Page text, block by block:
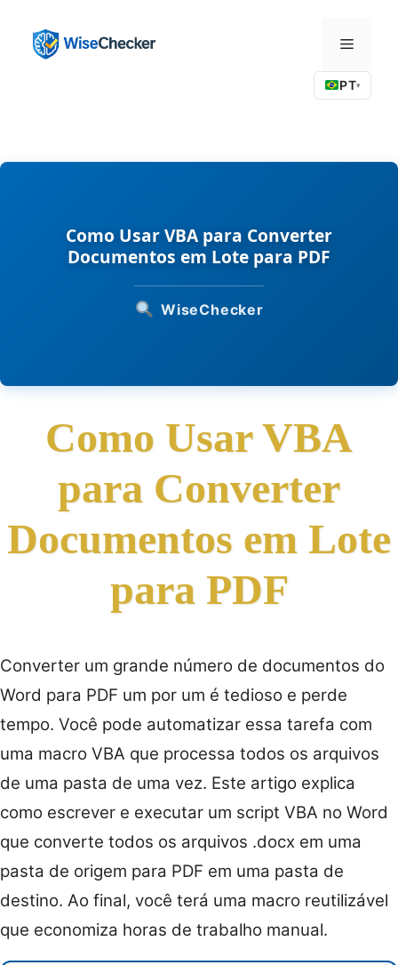
Menu
PT▾
Como Usar VBA para Converter
Documentos em Lote para PDF
WiseChecker
Como Usar VBA
para Converter
Documentos em Lote
para PDF
Converter um grande número de documentos do
Word para PDF um por um é tedioso e perde
tempo. Você pode automatizar essa tarefa com
uma macro VBA que processa todos os arquivos
de uma pasta de uma vez. Este artigo explica
como escrever e executar um script VBA no Word
que converte todos os arquivos .docx em uma
pasta de origem para PDF em uma pasta de
destino. Ao final, você terá uma macro reutilizável
que economiza horas de trabalho manual.